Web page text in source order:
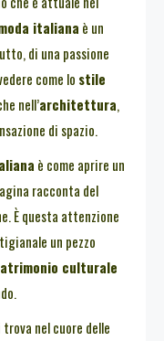
italiana è un
di una passione
come lo stile
nell’architettura,
di spazio.
è come aprire un
racconta del
È questa attenzione
un pezzo
culturale
nel cuore delle